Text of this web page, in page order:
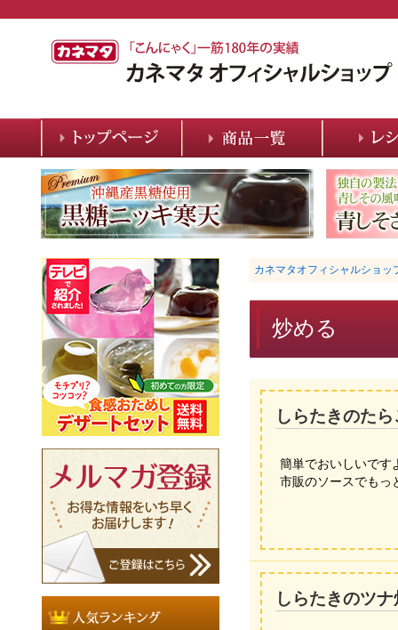
カネマタオフィシャルショッ
炒める
しらたきのた
簡単でおいしいです
市販のソースでもっ
しらたきのツナ